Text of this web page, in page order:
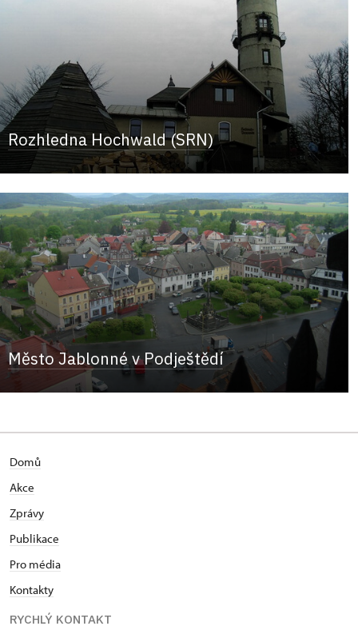
Rozhledna Hochwald (SRN)
Město Jablonné v Podještědí
Domů
Akce
Zprávy
Publikace
Pro média
Kontakty
RYCHLÝ KONTAKT